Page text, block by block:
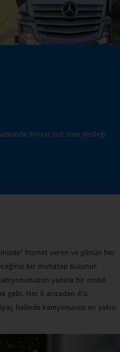
ihtiyacınız olan desteği
3 hizmet veren ve günün her
bir muhatap bulunur.
yanına bir mobil
gelir. Her 5 arızadan 4'ü
halinde kamyonunuz en yakın